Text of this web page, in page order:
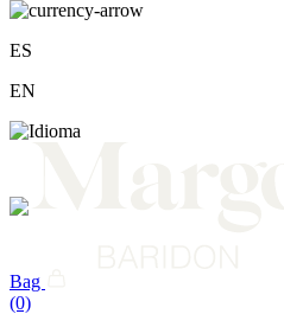
ES
EN
Bag
(0)